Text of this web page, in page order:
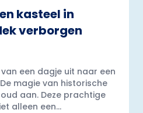
kasteel in
verborgen
een dagje uit naar een
magie van historische
aan. Deze prachtige
alleen een...